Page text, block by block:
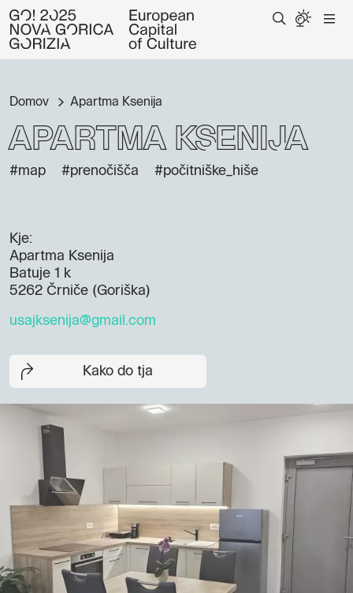
Domov Apartma Ksenija
Apartma Ksenija
#map #prenočišča #počitniške_hiše
Kje:
Apartma Ksenija
Batuje 1 k
5262 Črniče (Goriška)
usajksenija@gmail.com
Kako do tja